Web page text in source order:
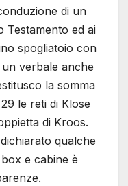
di un
Testamento ed ai
spogliatoio con
verbale anche
la somma
le reti di Klose
di Kroos.
qualche
e cabine è